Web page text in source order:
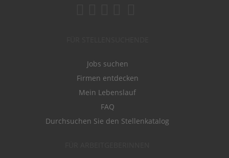
Jobs suchen
Firmen entdecken
Mein Lebenslauf
FAQ
Durchsuchen Sie den Stellenkatalog